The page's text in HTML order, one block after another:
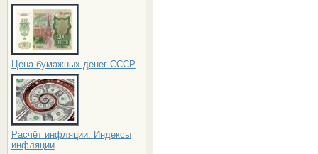
Цена бумажных денег СССР
Расчёт инфляции. Индексы
инфляции